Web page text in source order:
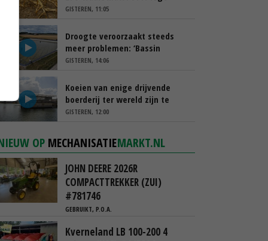
schappen
GISTEREN, 11:05
Droogte veroorzaakt steeds
meer problemen: ‘Bassin
afgelopen week al leeg’
GISTEREN, 14:06
Koeien van enige drijvende
boerderij ter wereld zijn te
koop
GISTEREN, 12:00
OP MECHANISATIEMARKT.NL
JOHN DEERE 2026R
COMPACTTREKKER (ZUI)
#781746
GEBRUIKT, P.O.A.
Kverneland LB 100-200 4